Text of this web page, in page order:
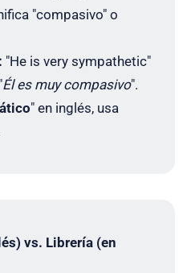
"compasivo" o
"He is very sympathetic"
Él es muy compasivo".
" en inglés, usa
vs. Librería (en